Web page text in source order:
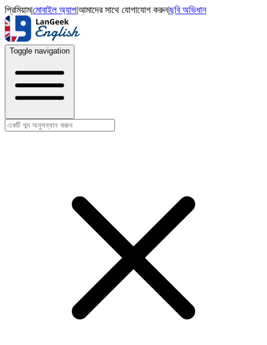
প্রিমিয়াম|মোবাইল অ্যাপ|আমাদের সাথে যোগাযোগ করুন|ছবি অভিধান
Toggle navigation